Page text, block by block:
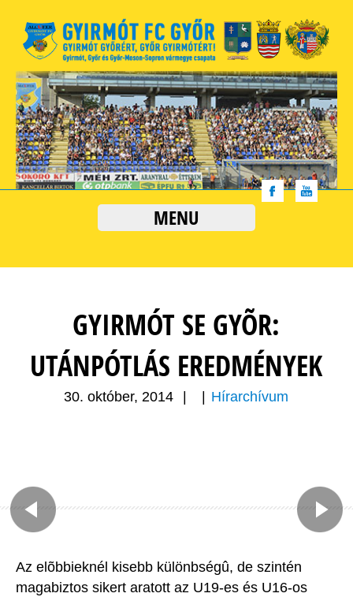
MENU
GYIRMÓT SE GYÕR:
UTÁNPÓTLÁS EREDMÉNYEK
30. október, 2014 Hírarchívum
Az elõbbieknél kisebb különbségû, de szintén
magabiztos sikert aratott az U19-es és U16-os